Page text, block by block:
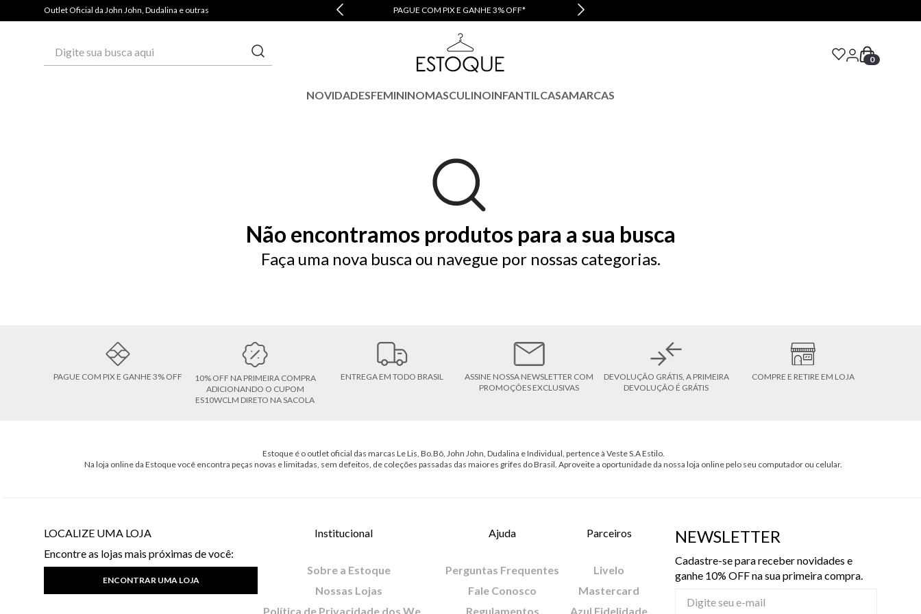
Outlet Oficial da John John, Dudalina e outras PAGUE COM PIX E GANHE 3% OFF*
0
NOVIDADESFEMININOMASCULINOINFANTILCASAMARCAS
Não encontramos produtos para a sua busca
Faça uma nova busca ou navegue por nossas categorias.
PAGUE COM PIX E GANHE 3% OFF
10% OFF NA PRIMEIRA COMPRA
ADICIONANDO O CUPOM
ES10WCLM DIRETO NA SACOLA
ENTREGA EM TODO BRASIL
ASSINE NOSSA NEWSLETTER COM
PROMOÇÕES EXCLUSIVAS
DEVOLUÇÃO GRÁTIS, A PRIMEIRA
DEVOLUÇÃO É GRÁTIS
COMPRE E RETIRE EM LOJA
Estoque é o outlet oficial das marcas Le Lis, Bo.Bô, John John, Dudalina e Individual, pertence à Veste S.A Estilo.
Na loja online da Estoque você encontra peças novas e limitadas, sem defeitos, de coleções passadas das maiores grifes do Brasil. Aproveite a oportunidade da nossa loja online pelo seu computador ou celular.
LOCALIZE UMA LOJA
Encontre as lojas mais próximas de você:
ENCONTRAR UMA LOJA
Institucional
Sobre a Estoque
Nossas Lojas
Ajuda
Perguntas Frequentes
Fale Conosco
Regulamentos
Parceiros
Livelo
Mastercard
Azul Fidelidade
NEWSLETTER
Cadastre-se para receber novidades e
ganhe 10% OFF na sua primeira compra.